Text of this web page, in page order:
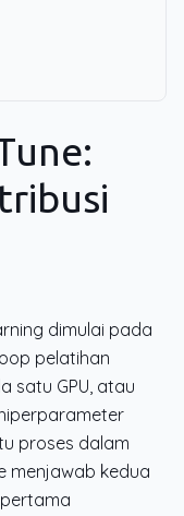
dimulai pada
pelatihan
satu GPU, atau
proses dalam
menjawab kedua